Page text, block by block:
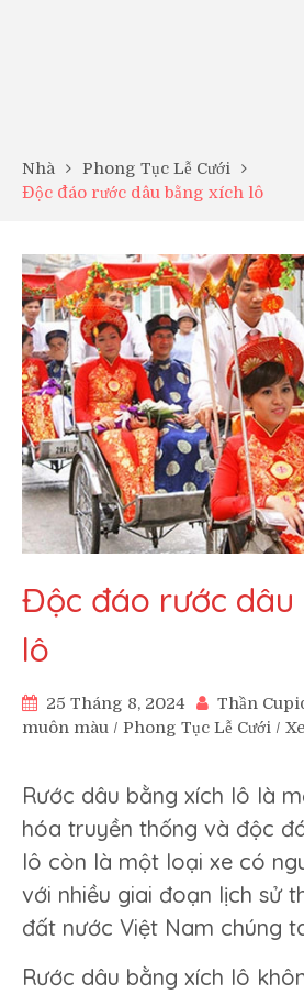
Nhà
Phong Tục Lễ Cưới
Độc đáo rước dâu bằng xích lô
Độc đáo rước dâu
lô
25 Tháng 8, 2024 Thần
muôn màu / Phong Tục Lễ Cưới /
đáo
rước
dâu
bằng
xích
Rước dâu bằng xích lô là
hóa truyền thống và độc
lô còn là một loại xe có
với nhiều giai đoạn lịch sử
đất nước Việt Nam chúng
Rước dâu bằng xích lô